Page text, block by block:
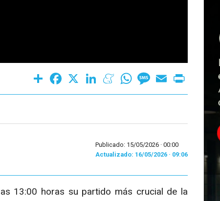
Share Facebook LinkedInMeneameWhatsAppMessage
Email
Publicado: 15/05/2026 · 00:00
Actualizado: 16/05/2026 · 09:06
13:00 horas su partido más crucial de la